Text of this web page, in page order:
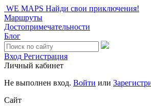
WE MAPS Найди свои приключения!
Маршруты
Достопримечательности
Блог
Вход Регистрация
Личный кабинет
Не выполнен вход. Войти или
Сайт